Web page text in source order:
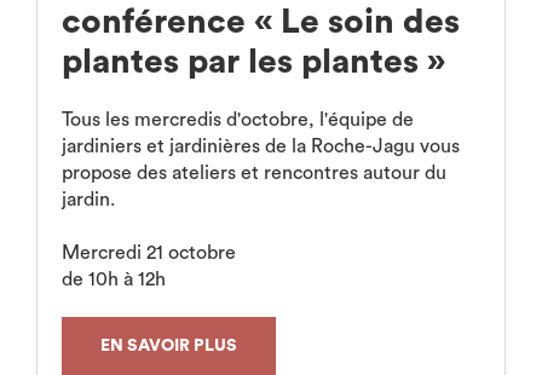
conférence « Le soin des
plantes par les plantes »
Tous les mercredis d'octobre, l'équipe de
jardiniers et jardinières de la Roche-Jagu vous
propose des ateliers et rencontres autour du
jardin.
Mercredi 21 octobre
de 10h à 12h
EN SAVOIR PLUS